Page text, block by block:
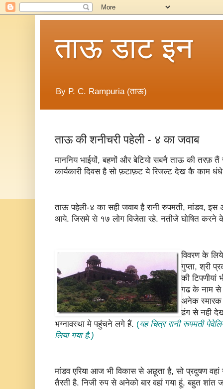
ताऊ डाट इन
By P. C. Rampuria (ताऊ)
ताऊ की शनीचरी पहेली - ४ का जवाब
माननिय भाईयों, बहणों और बेटियो सबनै ताऊ की तरफ़
कार्यकारी दिवस है सो फ़टाफ़ट ये रिजल्ट देख कै काम
ताऊ पहेली-४ का सही जवाब है रानी रुपमती, मांडव,
आये. जिसमे से १७ लोग विजेता रहे. नतीजे घोषित करने
विवरण के
गुप्ता, श्री
की टिपणीयां
गढ के नाम से
अनेक
ढंग से नही
भग्नावस्था मे पहुंचने लगे हैं. (यह चित्र रानी रूपमती
लिया गया है.)
मांडव एरिया आज भी विकास से अछूता है, सो प्रदुषण
तैरती है. निजी रुप से अनेको बार वहां गया हूं, बहुत शांत